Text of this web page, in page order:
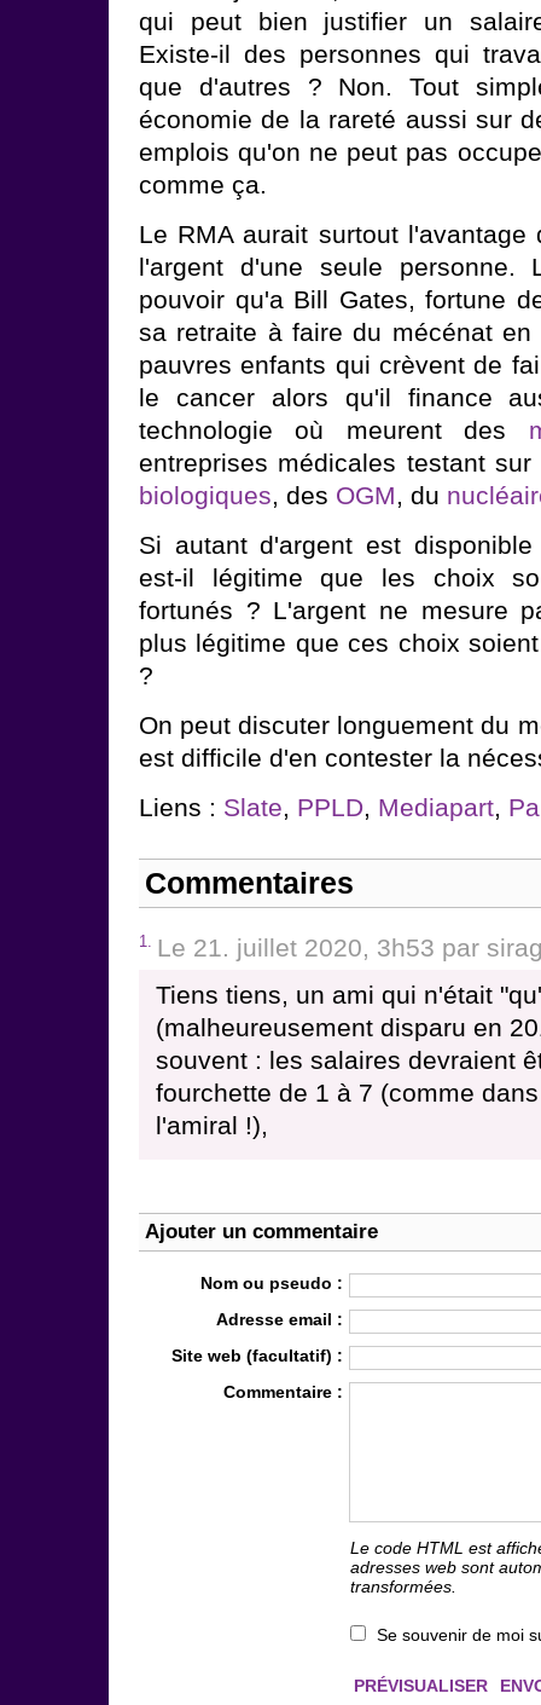
qui peut bien justifier un
Existe-il des personnes qui
que d'autres ? Non. Tout
économie de la rareté aussi sur
emplois qu'on ne peut pas
comme ça.
Le RMA aurait surtout
l'argent d'une seule personne.
pouvoir qu'a Bill Gates, fortune
sa retraite à faire du mécénat
pauvres enfants qui crèvent de
le cancer alors qu'il finance
technologie où meurent des
entreprises médicales testant sur
biologiques, des OGM, du
Si autant d'argent est
est-il légitime que les choix
fortunés ? L'argent ne mesure
plus légitime que ces choix
?
On peut discuter longuement du
est difficile d'en contester la
Liens : Slate, PPLD, Mediapart,
Commentaires
1. Le 21. juillet 2020, 3h53 par
Tiens tiens, un ami qui n'était
(malheureusement disparu en
souvent : les salaires devraient
fourchette de 1 à 7 (comme
l'amiral !),
Ajouter un commentaire
Nom ou pseudo :
Adresse email :
Site web (facultatif) :
Commentaire :
Le code HTML est
adresses web sont
transformées.
Se souvenir de moi